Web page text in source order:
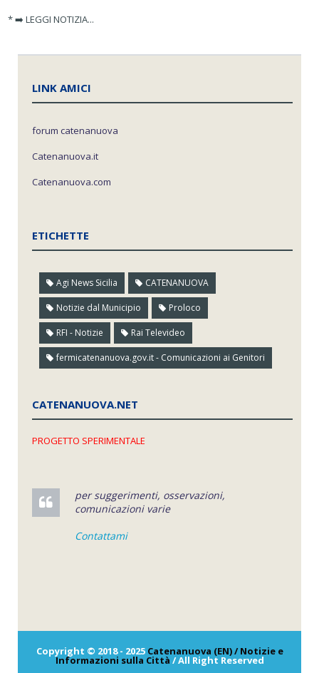
* ➡️ LEGGI NOTIZIA...
LINK AMICI
forum catenanuova
Catenanuova.it
Catenanuova.com
ETICHETTE
Agi News Sicilia CATENANUOVA
Notizie dal Municipio Proloco
RFI - Notizie Rai Televideo
fermicatenanuova.gov.it - Comunicazioni ai Genitori
CATENANUOVA.NET
PROGETTO SPERIMENTALE
per suggerimenti, osservazioni,
comunicazioni varie
Contattami
Copyright © 2018 - 2025 Catenanuova (EN) / Notizie e
Informazioni sulla Città / All Right Reserved